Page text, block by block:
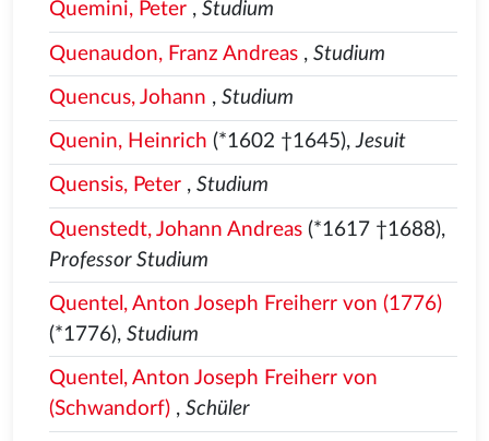
Quemini, Peter, Studium
Quenaudon, Franz Andreas, Studium
Quencus, Johann , Studium
Quenin, Heinrich (*1602 †1645),Jesuit
Quensis, Peter, Studium
Quenstedt, Johann Andreas(*1617 †1688),
Professor Studium
Quentel, Anton Joseph Freiherr von (1776)
(*1776), Studium
Quentel, Anton Joseph Freiherr von
(Schwandorf), Schüler